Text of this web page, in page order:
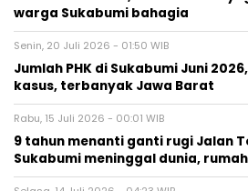
warga Sukabumi bahagia
Senin, 20 Juli 2026 - 01:50 WIB
Jumlah PHK di Sukabumi Juni
kasus, terbanyak Jawa Barat
Rabu, 15 Juli 2026 - 00:01 WIB
9 tahun menanti ganti rugi Jalan
Sukabumi meninggal dunia,